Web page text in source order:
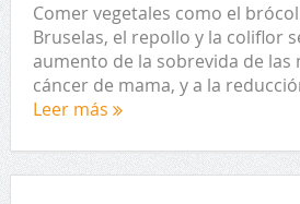
Comer vegetales como el
Bruselas, el repollo y la coliflor
aumento de la sobrevida de las
cáncer de mama, y a la
Leer más